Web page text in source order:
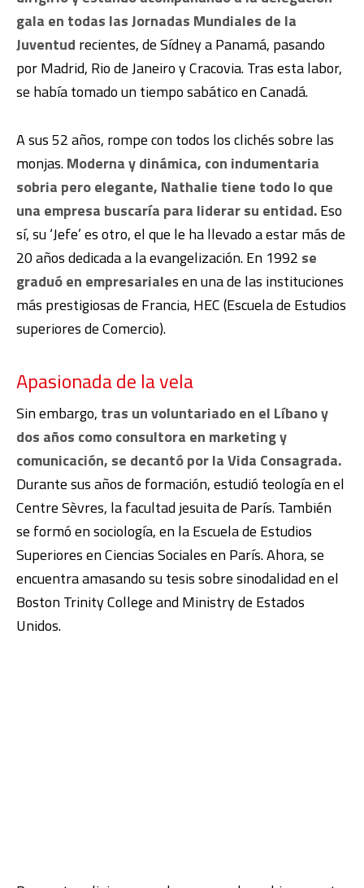
gala en todas las Jornadas Mundiales de la
Juventud recientes, de Sídney a Panamá, pasando
por Madrid, Rio de Janeiro y Cracovia. Tras esta labor,
se había tomado un tiempo sabático en Canadá.
A sus 52 años, rompe con todos los clichés sobre las
monjas.Moderna y dinámica, con indumentaria
sobria pero elegante, Nathalie tiene todo lo que
una empresa buscaría para liderar su entidad.Eso
sí, su ‘Jefe’ es otro, el que le ha llevado a estar más de
20 años dedicada a la evangelización. En 1992 se
graduó en empresariales en una de las instituciones
más prestigiosas de Francia, HEC (Escuela de Estudios
superiores de Comercio).
Apasionada de la vela
Sin embargo, tras un voluntariado en el Líbano y
dos años como consultora en marketing y
comunicación, se decantó por la Vida Consagrada.
Durante sus años de formación, estudió teología en el
Centre Sèvres, la facultad jesuita de París. También
se formó en sociología, en la Escuela de Estudios
Superiores en Ciencias Sociales en París. Ahora, se
encuentra amasando su tesis sobre sinodalidad en el
Boston Trinity College and Ministry de Estados
Unidos.